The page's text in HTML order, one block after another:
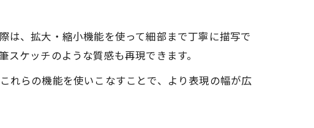
方法
は、拡大・縮小機能を使って細部まで丁寧に描写で
ケッチのような質感も再現できます。
れらの機能を使いこなすことで、より表現の幅が広